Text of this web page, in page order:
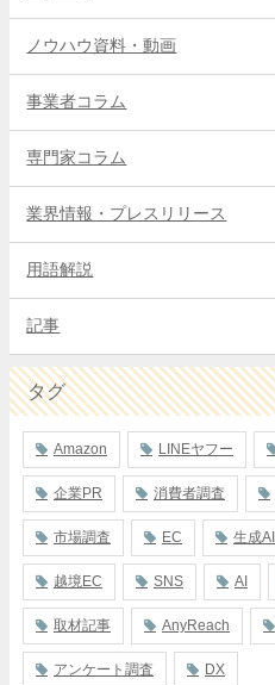
ノウハウ資料・動画
事業者コラム
専門家コラム
業界情報・プレスリリース
用語解説
記事
タグ
Amazon LINEヤフー
企業PR 消費者調査
市場調査 EC 生成AI
越境EC SNS AI
取材記事 AnyReach
アンケート調査 DX